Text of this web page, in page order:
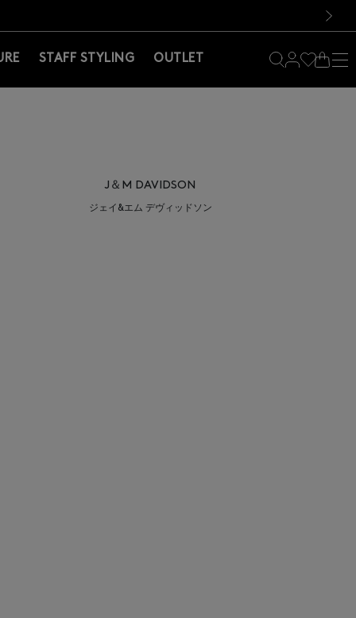
STAFF STYLING OUTLET
J＆M DAVIDSON
ジェイ&エム デヴィッドソン